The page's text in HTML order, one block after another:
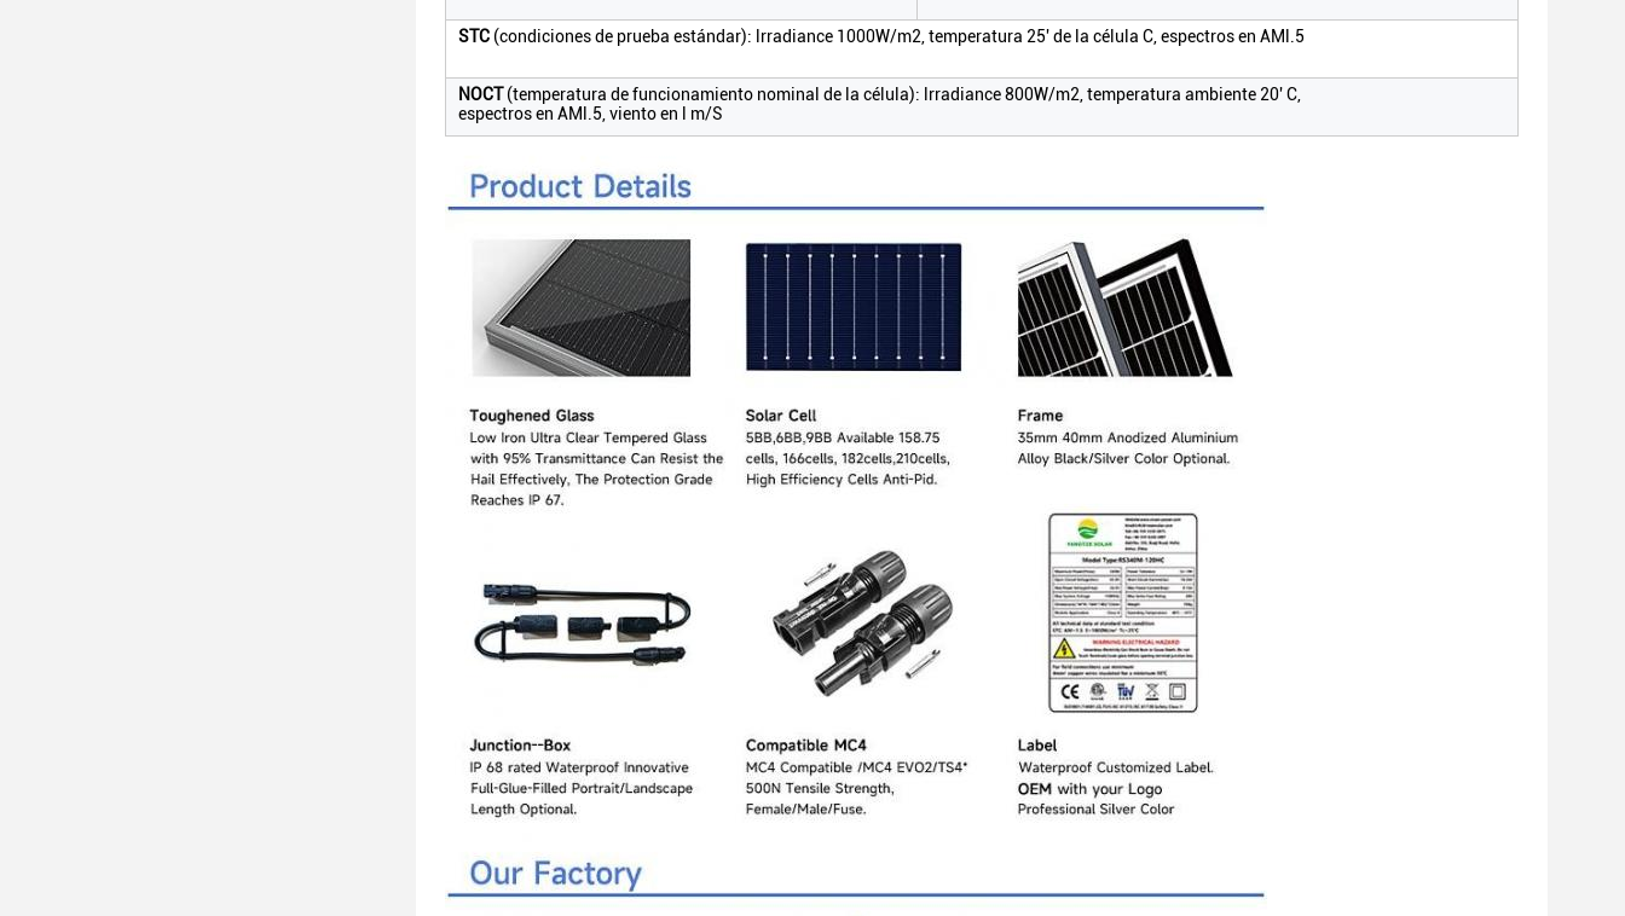
STC (condiciones de prueba estándar): lrradiance 1000W/m2, temperatura 25' de la célula C, espectros en AMl.5
NOCT(temperatura de funcionamiento nominal de la célula): lrradiance 800W/m2, temperatura ambiente 20' C,
espectros en AMl.5, viento en l m/S